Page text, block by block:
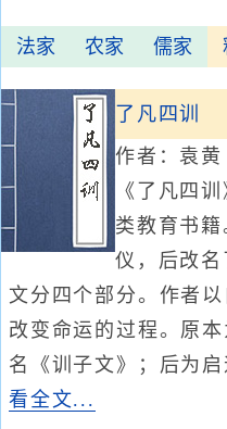
法家 农家 儒家
了凡四训
作者：袁黄
《了凡四
类教育书
仪，后改
文分四个部分。作者
改变命运的过程。原
名《训子文》；后为启
看全文...